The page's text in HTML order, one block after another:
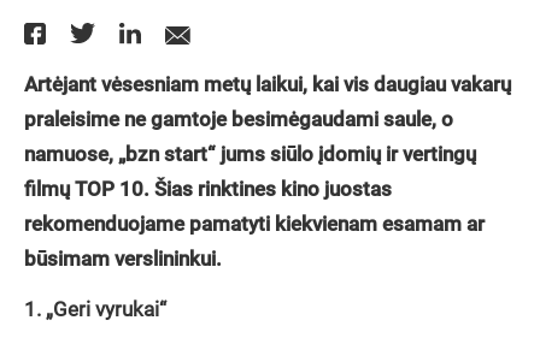
Artėjant vėsesniam metų laikui, kai vis daugiau vakarų
praleisime ne gamtoje besimėgaudami saule, o
namuose, „bzn start“ jums siūlo įdomių ir vertingų
filmų TOP 10. Šias rinktines kino juostas
rekomenduojame pamatyti kiekvienam esamam ar
būsimam verslininkui.
1. „Geri vyrukai“